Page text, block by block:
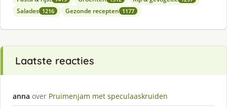
Salades 1216 Gezonde recepten 1177
Laatste reacties
anna over Pruimenjam met speculaaskruiden